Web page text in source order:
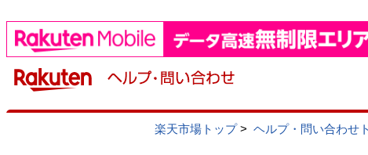
楽天市場トップ> ヘルプ・問い合わせ